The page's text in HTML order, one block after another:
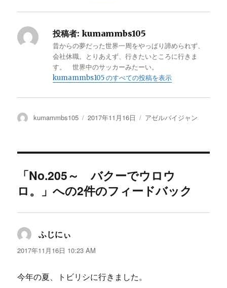
投稿者: kumammbs105
昔からの夢だった世界一周をやっぱり諦められず、
会社休職。とりあえず、行きたいところに行きま
す。 世界中のサッカーみたーい。
kumammbs105 のすべての投稿を表示
投
kumammbs105
投
2017年11月16日
カ
リ
アゼルバイジャン
「No.205～ バクーでウロウ
ロ。」への2件のフィードバック
ふじにぃ
り:
2017年11月16日 10:23 AM
今年の夏、トビリシに行きました。